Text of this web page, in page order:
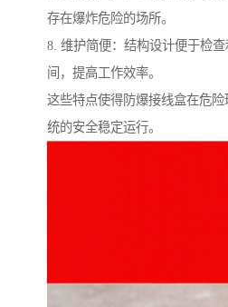
存在爆炸危险的场所。
8. 维护简便：结构设计便于检
间，提高工作效率。
这些特点使得防爆接线盒在危
统的安全稳定运行。